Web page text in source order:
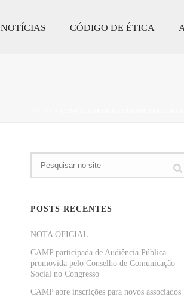
NOTÍCIAS CÓDIGO DE ÉTICA
POSTS RECENTES
NOTA OFICIAL
CAMP participada de Audiência Pública
promovida pelo Conselho de Comunicação
Social no Congresso
CAMP abre inscrições para novos associados